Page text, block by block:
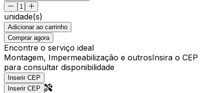
unidade(s)
Adicionar ao carrinho
Comprar agora
Encontre o serviço ideal
Montagem, Impermeabilização e outrosInsira o CEP
para consultar disponibilidade
Inserir CEP
Inserir CEP